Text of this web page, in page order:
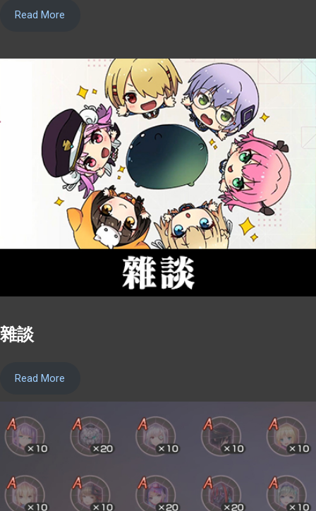
Read More
雜談
Read More